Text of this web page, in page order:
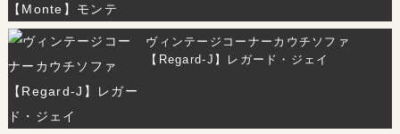
ヴィンテージコーナーカウチソファ
【Regard-J】レガード・ジェイ